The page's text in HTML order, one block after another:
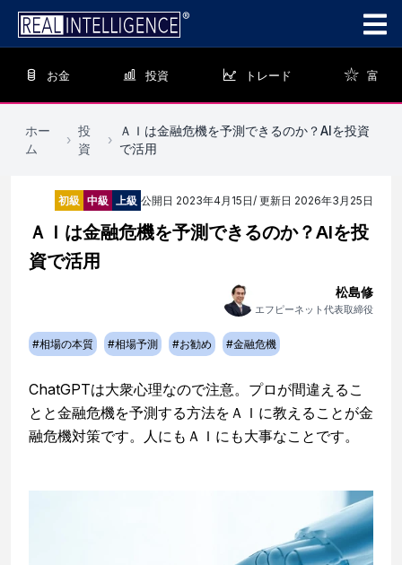
お金 投資 トレード 富
ホー
ム
›
投
資
›
ＡＩは金融危機を予測できるのか？AIを投資
で活用
初級 中級 上級 公開日 2023年4月15日/ 更新日 2026年3月25日
ＡＩは金融危機を予測できるのか？AIを投
資で活用
松島修
エフピーネット代表取締役
#相場の本質 #相場予測 #お勧め #金融危機
ChatGPTは大衆心理なので注意。プロが間違えるこ
とと金融危機を予測する方法をＡＩに教えることが金
融危機対策です。人にもＡＩにも大事なことです。